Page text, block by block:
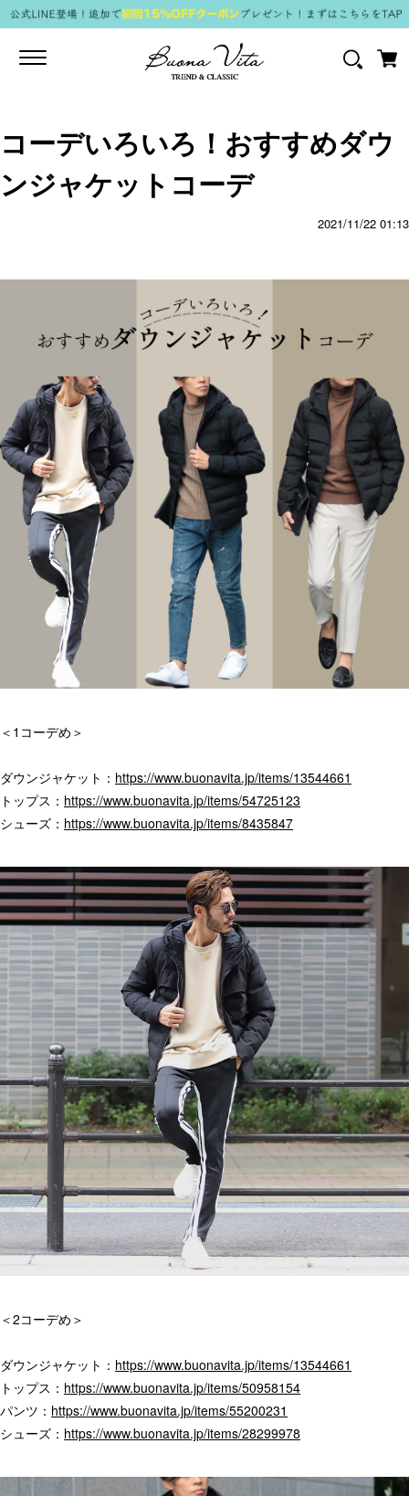
Toggle
コーデいろいろ！おすすめダウ
ンジャケットコーデ
2021/11/22 01:13
＜1コーデめ＞
ダウンジャケット： https://www.buonavita.jp/items/13544661
トップス： https://www.buonavita.jp/items/54725123
シューズ： https://www.buonavita.jp/items/8435847
＜2コーデめ＞
ダウンジャケット： https://www.buonavita.jp/items/13544661
トップス： https://www.buonavita.jp/items/50958154
パンツ： https://www.buonavita.jp/items/55200231
シューズ： https://www.buonavita.jp/items/28299978